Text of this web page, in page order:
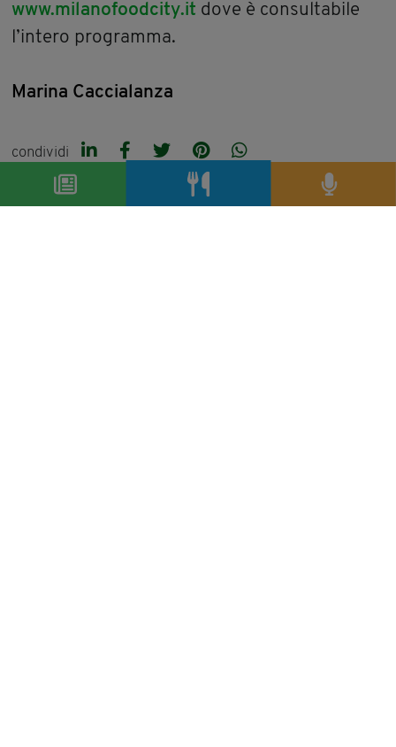
www.milanofoodcity.it dove è consultabile
l’intero programma.
Marina Caccialanza
condividi